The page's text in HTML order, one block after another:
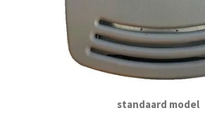
standaard model